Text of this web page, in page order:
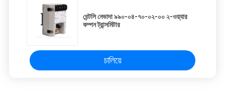
বেন্টলি নেভাদা ৯৯০-০৪-৭০-০২-০০ ২-ওয়্যার
কম্পন ট্রান্সমিটার
চালিয়ে